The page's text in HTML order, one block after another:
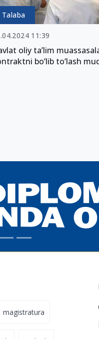
Talaba
11:39
oliy ta’lim
bo‘lib to‘lash
magistratura